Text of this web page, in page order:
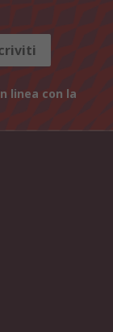
linea con la